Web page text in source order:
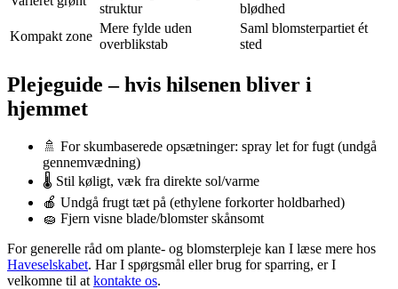
struktur
blødhed
Kompakt zone
Mere fylde uden
overblikstab
Saml blomsterpartiet ét
sted
Plejeguide – hvis hilsenen bliver i
hjemmet
🚿 For skumbaserede opsætninger: spray let for fugt (undgå
gennemvædning)
🌡️ Stil køligt, væk fra direkte sol/varme
🍎 Undgå frugt tæt på (ethylene forkorter holdbarhed)
🧽 Fjern visne blade/blomster skånsomt
For generelle råd om plante- og blomsterpleje kan I læse mere hos
Haveselskabet. Har I spørgsmål eller brug for sparring, er I
velkomne til at kontakte os.